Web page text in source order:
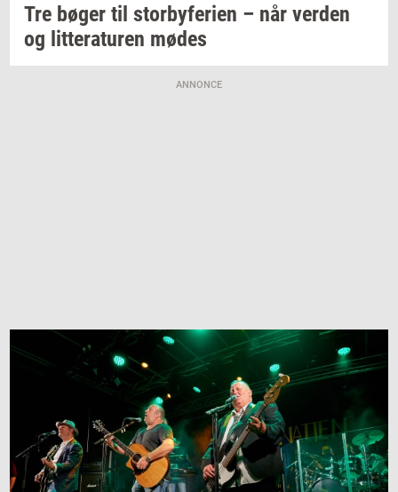
Tre bøger til stor­by­fe­ri­en – når ver­den
og lit­te­ra­tu­ren mødes
ANNONCE